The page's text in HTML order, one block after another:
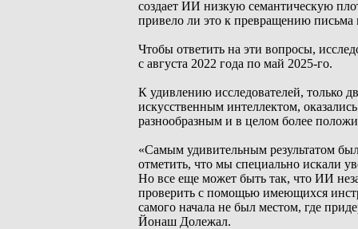
создает ИИ низкую семантическую
привело ли это к превращению письма
Чтобы ответить на эти вопросы,
с августа 2022 года по май 2025-го.
К удивлению исследователей, только
искусственным интеллектом,
разнообразным и в целом более
«Самым удивительным результатом
отметить, что мы специально искали
Но все еще может быть так, что ИИ
проверить с помощью имеющихся
самого начала не был местом, где
Йонаш Долежал.